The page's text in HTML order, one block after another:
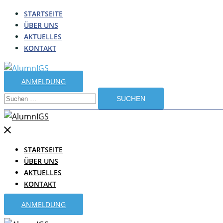
Zum
Inhalt
springen
STARTSEITE
ÜBER UNS
AKTUELLES
KONTAKT
ANMELDUNG
Suchen
nach:
Menü
STARTSEITE
ÜBER UNS
AKTUELLES
KONTAKT
ANMELDUNG